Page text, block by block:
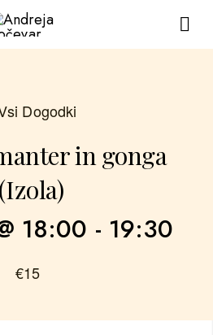
Dogodki
in gonga
(Izola)
18:00 - 19:30
€15